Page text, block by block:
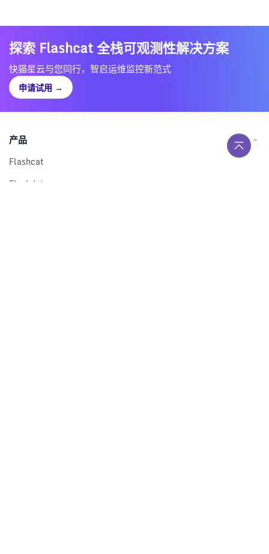
探索 Flashcat 全栈可观测性解决方案
快猫星云与您同行，智启运维监控新范式
申请试用 →
产品
Flashcat
Flashduty